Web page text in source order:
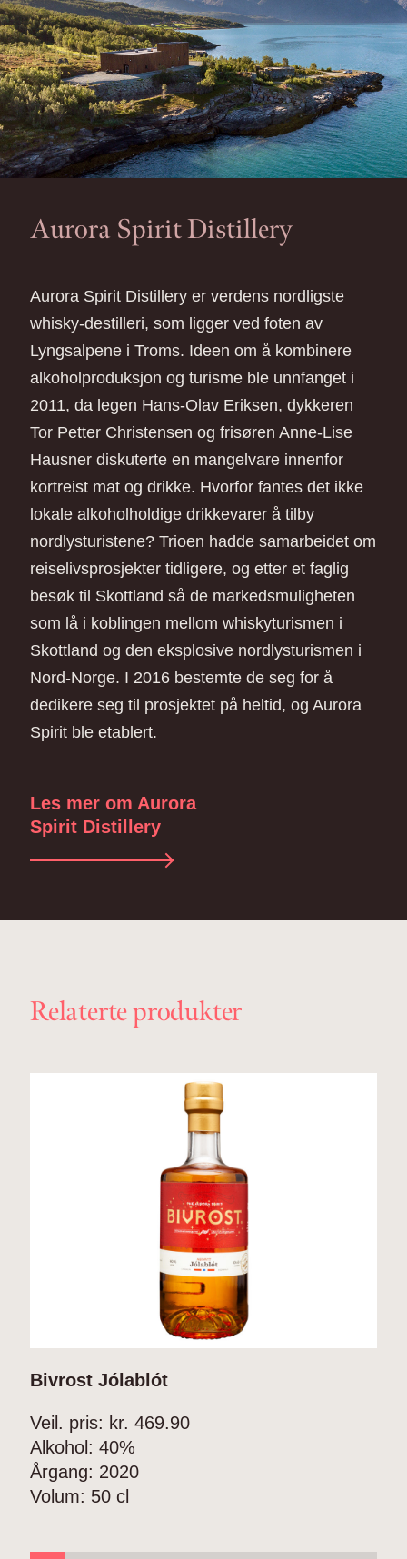
Aurora Spirit Distillery
Aurora Spirit Distillery er verdens nordligste
whisky-destilleri, som ligger ved foten av
Lyngsalpene i Troms. Ideen om å kombinere
alkoholproduksjon og turisme ble unnfanget i
2011, da legen Hans-Olav Eriksen, dykkeren
Tor Petter Christensen og frisøren Anne-Lise
Hausner diskuterte en mangelvare innenfor
kortreist mat og drikke. Hvorfor fantes det ikke
lokale alkoholholdige drikkevarer å tilby
nordlysturistene? Trioen hadde samarbeidet om
reiselivsprosjekter tidligere, og etter et faglig
besøk til Skottland så de markedsmuligheten
som lå i koblingen mellom whiskyturismen i
Skottland og den eksplosive nordlysturismen i
Nord-Norge. I 2016 bestemte de seg for å
dedikere seg til prosjektet på heltid, og Aurora
Spirit ble etablert.
Les mer om Aurora
Spirit Distillery
Relaterte produkter
Bivrost Jólablót
Veil. pris: kr. 469.90
Alkohol: 40%
Årgang: 2020
Volum: 50 cl